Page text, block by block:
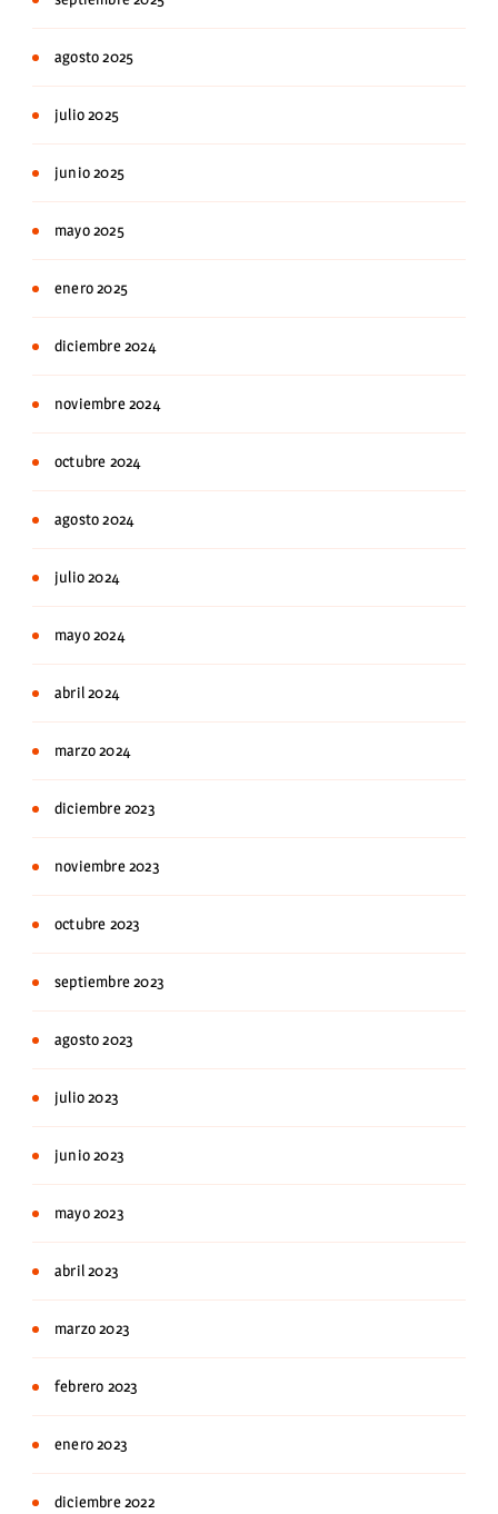
agosto 2025
julio 2025
junio 2025
mayo 2025
enero 2025
diciembre 2024
noviembre 2024
octubre 2024
agosto 2024
julio 2024
mayo 2024
abril 2024
marzo 2024
diciembre 2023
noviembre 2023
octubre 2023
septiembre 2023
agosto 2023
julio 2023
junio 2023
mayo 2023
abril 2023
marzo 2023
febrero 2023
enero 2023
diciembre 2022